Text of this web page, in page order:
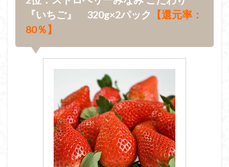
『いちご』 320g×2パック
【還元率：
80％】